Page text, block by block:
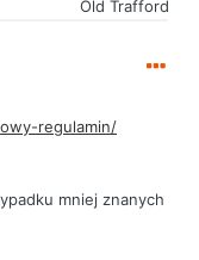
Old Trafford
regulamin/
mniej znanych